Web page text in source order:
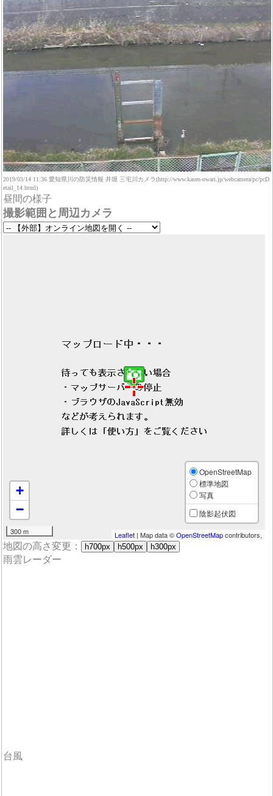
2019/03/14 11:36 愛知県川の防災情報 井堀 三宅川カメラ(http://www.kasen-owari.jp/webcamera/pc/pcD
etail_14.html)
昼間の様子
撮影範囲と周辺カメラ
+
−
300 m
OpenStreetMap
標準地図
写真
陰影起伏図
Leaflet | Map data ©OpenStreetMapcontributors,
地図の高さ変更： h700px h500px h300px
雨雲レーダー
台風